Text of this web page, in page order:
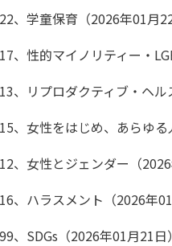
22、学童保育（2026年01月22
17、性的マイノリティー・
13、リプロダクティブ・ヘル
15、女性をはじめ、あらゆ
12、女性とジェンダー（2026
16、ハラスメント（2026年01
99、SDGs（2026年01月21日）